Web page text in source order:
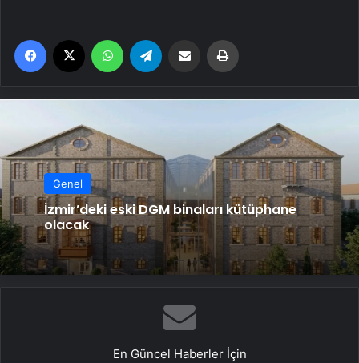
Facebook WhatsApp Email'den paylaş
Genel
İzmir’deki eski DGM binaları kütüphane
olacak
En Güncel Haberler İçin